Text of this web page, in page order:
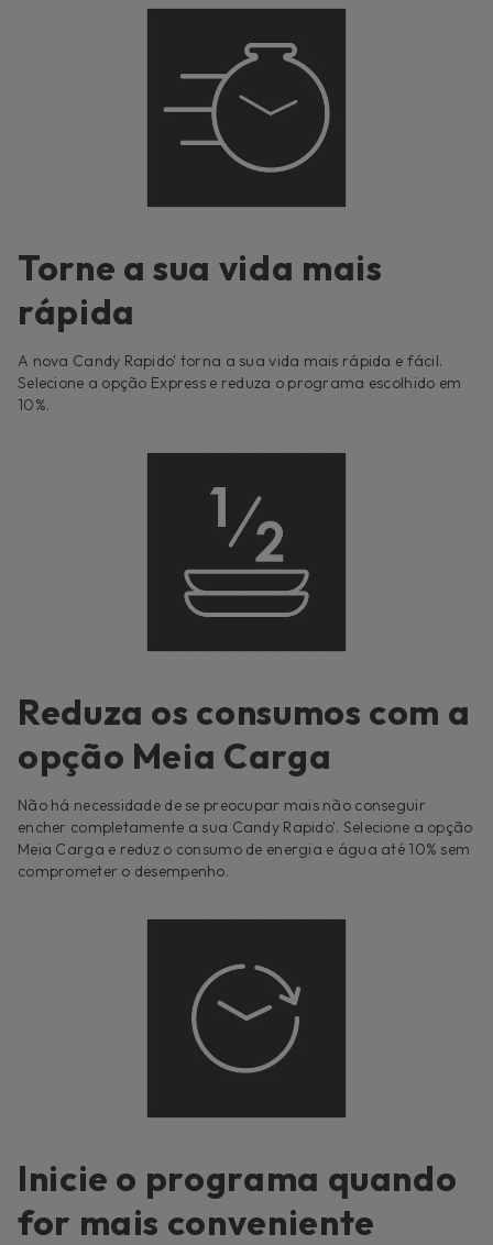
Torne a sua vida mais
rápida
A nova Candy Rapido' torna a sua vida mais rápida e fácil.
Selecione a opção Express e reduza o programa escolhido em
10%.
Reduza os consumos com a
opção Meia Carga
Não há necessidade de se preocupar mais não conseguir
encher completamente a sua Candy Rapido'. Selecione a opção
Meia Carga e reduz o consumo de energia e água até 10% sem
comprometer o desempenho.
Inicie o programa quando
for mais conveniente